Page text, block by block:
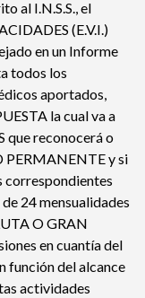
al I.N.S.S., el
(E.V.I.)
en un Informe
todos los
aportados,
la cual va a
que reconocerá o
PERMANENTE y si
correspondientes
24 mensualidades
O GRAN
en cuantía del
función del alcance
actividades